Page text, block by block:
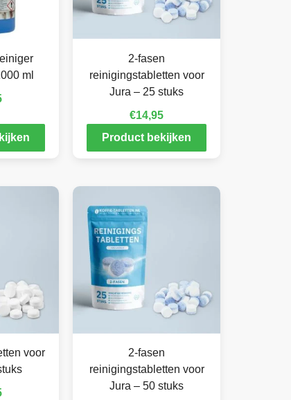
ml
2-fasen
reinigingstabletten voor
Jura – 25 stuks
€14,95
Product bekijken
voor
2-fasen
reinigingstabletten voor
Jura – 50 stuks